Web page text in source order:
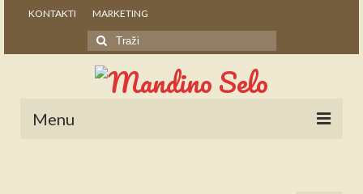
KONTAKTI MARKETING
Search
for:
Menu